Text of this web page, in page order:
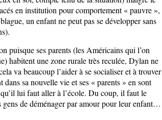
en institution pour comportement « pauvre »,
un enfant ne peut pas se développer sans
puisque ses parents (les Américains qui l’on
habitent une zone rurale très reculée, Dylan ne
va beaucoup l’aider à se socialiser et à trouver
sa nouvelle vie et ses « parents » en sont
lui faut aller à l’école. Du coup, il faut le
de déménager par amour pour leur enfant…